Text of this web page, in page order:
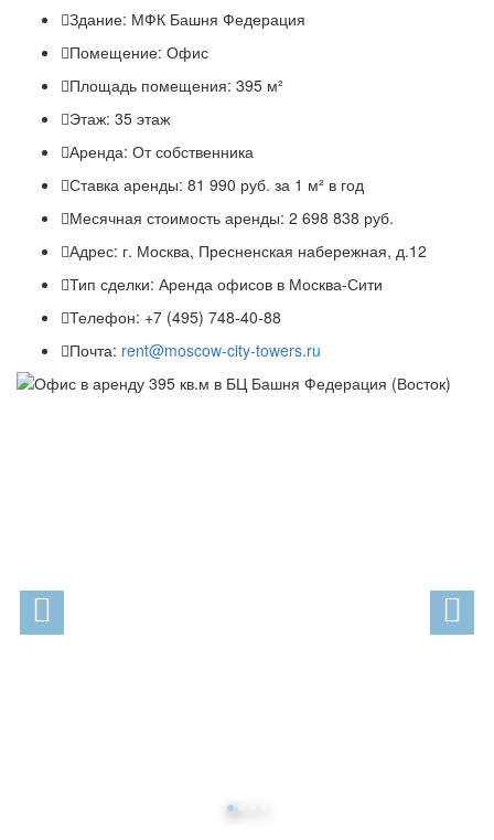
Здание: МФК Башня Федерация
Помещение: Офис
Площадь помещения: 395 м²
Этаж: 35 этаж
Аренда: От собственника
Ставка аренды: 81 990 руб. за 1 м² в год
Месячная стоимость аренды: 2 698 838 руб.
Адрес: г. Москва, Пресненская набережная, д.12
Тип сделки: Аренда офисов в Москва-Сити
Телефон: +7 (495) 748-40-88
Почта: rent@moscow-city-towers.ru
Previous